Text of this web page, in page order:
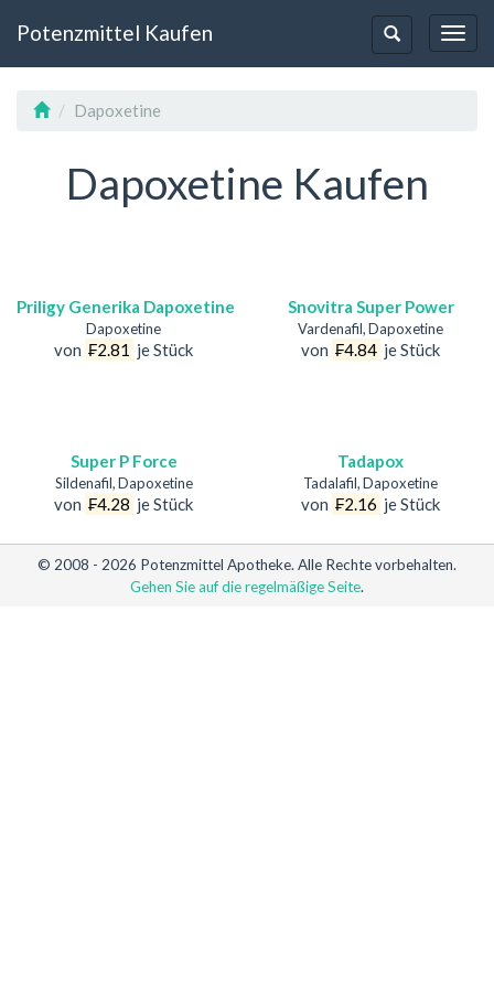
Toggle-
Navigation
Potenzmittel Kaufen
Dapoxetine
Dapoxetine Kaufen
Priligy Generika Dapoxetine
Dapoxetine
von ₣2.81 je Stück
Snovitra Super Power
Vardenafil, Dapoxetine
von ₣4.84 je Stück
Super P Force
Sildenafil, Dapoxetine
von ₣4.28 je Stück
Tadapox
Tadalafil, Dapoxetine
von ₣2.16 je Stück
© 2008 - 2026 Potenzmittel Apotheke. Alle Rechte vorbehalten.
Gehen Sie auf die regelmäßige Seite.